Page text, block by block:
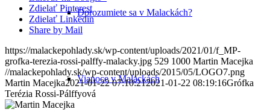
Dorozumiete sa v Malackách?
Vianoce v Malackách
Zdielať Pinterest
Zdielať Linkedin
Share by Mail
https://malackepohlady.sk/wp-content/uploads/2021/01/f_MP-
grofka-terezia-rossi-palffy-malacky.jpg 529 1000 Martin Macejka
//malackepohlady.sk/wp-content/uploads/2015/05/LOGO7.png
Martin Macejka2021-01-22 07:10:212021-01-22 08:19:16Grófka
Terézia Rossi-Pálffyová